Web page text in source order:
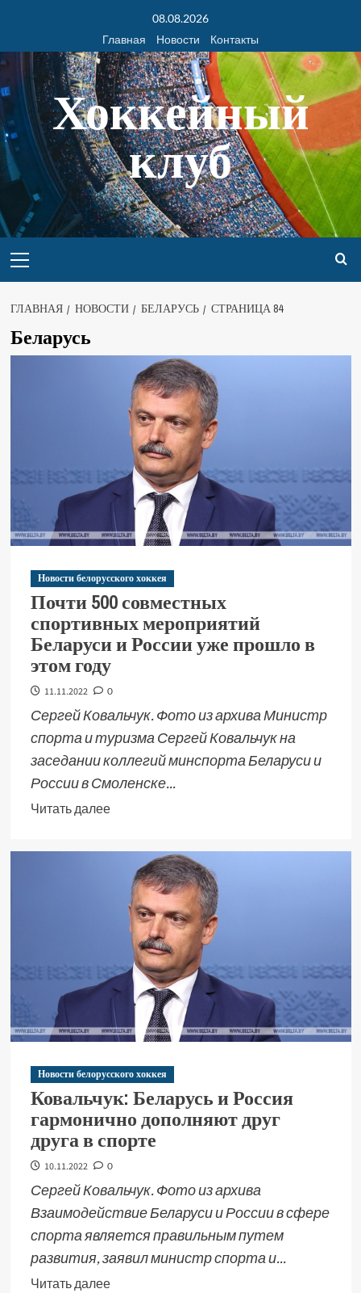
08.08.2026
Главная
Новости Контакты
Хоккейный
клуб
ГЛАВНАЯ НОВОСТИ БЕЛАРУСЬ СТРАНИЦА 84
Беларусь
Новости белорусского хоккея
Почти 500 совместных
спортивных мероприятий
Беларуси и России уже прошло в
этом году
11.11.2022 0
Сергей Ковальчук. Фото из архива Министр
спорта и туризма Сергей Ковальчук на
заседании коллегий минспорта Беларуси и
России в Смоленске...
Читать далее
Новости белорусского хоккея
Ковальчук: Беларусь и Россия
гармонично дополняют друг
друга в спорте
10.11.2022 0
Сергей Ковальчук. Фото из архива
Взаимодействие Беларуси и России в сфере
спорта является правильным путем
развития, заявил министр спорта и...
Читать далее